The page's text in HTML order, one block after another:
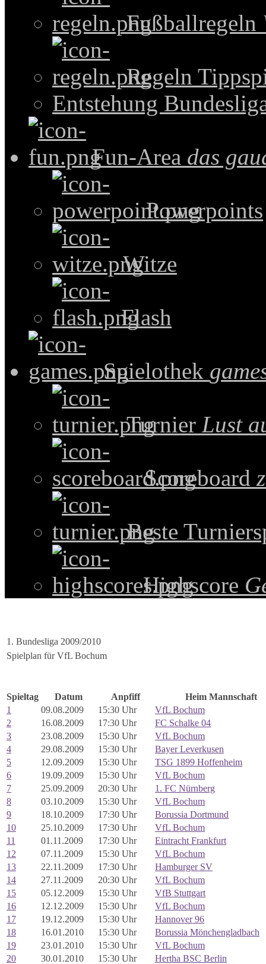
Fußballregeln
Regeln
Entstehung
Fun-Area das
Powerpoints
Witze
Flash
Spielothek
Turnier Lust
Scoreboard
Beste
Highscore
1. Bundesliga 2009/2010
Spielplan für VfL Bochum
Spieltag Datum Anpfiff
Heim Mannschaft
1
09.08.2009 15:30 Uhr
VfL Bochum
2
16.08.2009 17:30 Uhr
FC Schalke 04
3
23.08.2009 15:30 Uhr
VfL Bochum
4
29.08.2009 15:30 Uhr
Bayer Leverkusen
5
12.09.2009 15:30 Uhr
TSG 1899 Hoffenheim
6
19.09.2009 15:30 Uhr
VfL Bochum
7
25.09.2009 20:30 Uhr
1. FC Nürnberg
8
03.10.2009 15:30 Uhr
VfL Bochum
9
18.10.2009 17:30 Uhr
Borussia Dortmund
10
25.10.2009 17:30 Uhr
VfL Bochum
11
01.11.2009 17:30 Uhr
Eintracht Frankfurt
12
07.11.2009 15:30 Uhr
VfL Bochum
13
22.11.2009 17:30 Uhr
Hamburger SV
14
27.11.2009 20:30 Uhr
VfL Bochum
15
05.12.2009 15:30 Uhr
VfB Stuttgart
16
12.12.2009 15:30 Uhr
VfL Bochum
17
19.12.2009 15:30 Uhr
Hannover 96
18
16.01.2010 15:30 Uhr
Borussia Mönchengladbach
19
23.01.2010 15:30 Uhr
VfL Bochum
20
30.01.2010 15:30 Uhr
Hertha BSC Berlin